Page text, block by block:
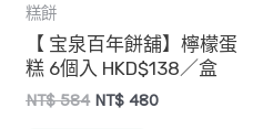
糕餅
【 宝泉百年餅舖】檸檬蛋
糕 6個入 HKD$138／盒
NT$584 Original
NT$ 480Current